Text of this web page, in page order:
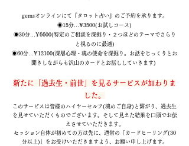
​gemsオンラインにて『タロット占い』のご予約を承ります。
◉15分…¥3500(お試しコース)
◉30分…¥6600(特定のご相談を深掘り・２つほどのテーマでさらり
と視るのに最適)
◉60分…¥12100(深層心理・魂の使命を深掘り。お話をじっくりとお
聞きしながらも沢山のカードとお話ししていきます)
新たに「過去生・前世」を見る サービスが加わりま
した。
このサービスは皆様のハイヤーセルフ(魂のご自身)と繋がり、過去生
を見せていただくものでございます。そして見えた結果を口頭でお伝
えさせていただきます。
セッション自体が初めての方は先に、通常の「カードヒーリング(30
分以上)」をお受けいただきますよう、お願い申し上げます。